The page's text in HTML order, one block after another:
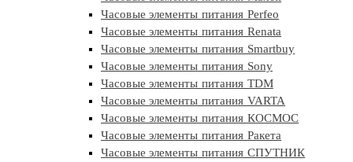
Часовые элементы питания Perfeo
Часовые элементы питания Renata
Часовые элементы питания Smartbuy
Часовые элементы питания Sony
Часовые элементы питания TDM
Часовые элементы питания VARTA
Часовые элементы питания КОСМОС
Часовые элементы питания Ракета
Часовые элементы питания СПУТНИК